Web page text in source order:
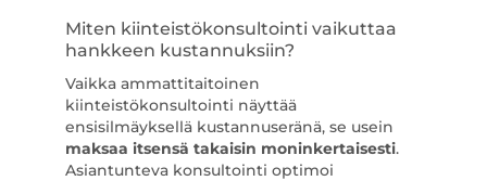
Miten kiinteistökonsultointi vaikuttaa
hankkeen kustannuksiin?
Vaikka ammattitaitoinen
kiinteistökonsultointi näyttää
ensisilmäyksellä kustannuseränä, se usein
maksaa itsensä takaisin moninkertaisesti.
Asiantunteva konsultointi optimoi